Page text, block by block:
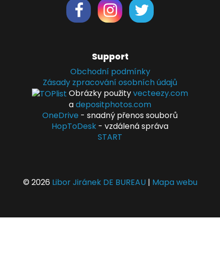
Support
Obchodní podmínky
Zásady zpracování osobních údajů
Obrázky použityvecteezy.com
adepositphotos.com
OneDrive - snadný přenos souborů
HopToDesk - vzdálená správa
START
© 2026 Libor Jiránek DE BUREAU | Mapa webu